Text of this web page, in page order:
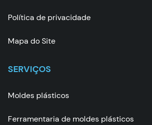
Política de privacidade
Mapa do Site
SERVIÇOS
Moldes plásticos
Ferramentaria de moldes plásticos